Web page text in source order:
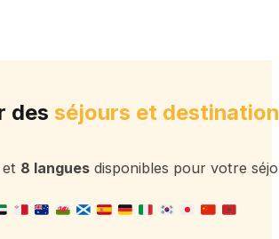
des séjours et
et 8 langues disponibles pour votre